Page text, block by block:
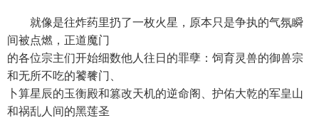
就像是往炸药里扔了一枚火星，原本只是争执的气氛瞬
间被点燃，正道魔门
的各位宗主们开始细数他人往日的罪孽：饲育灵兽的御兽宗
和无所不吃的饕餮门、
卜算星辰的玉衡殿和篡改天机的逆命阁、护佑大乾的军皇山
和祸乱人间的黑莲圣